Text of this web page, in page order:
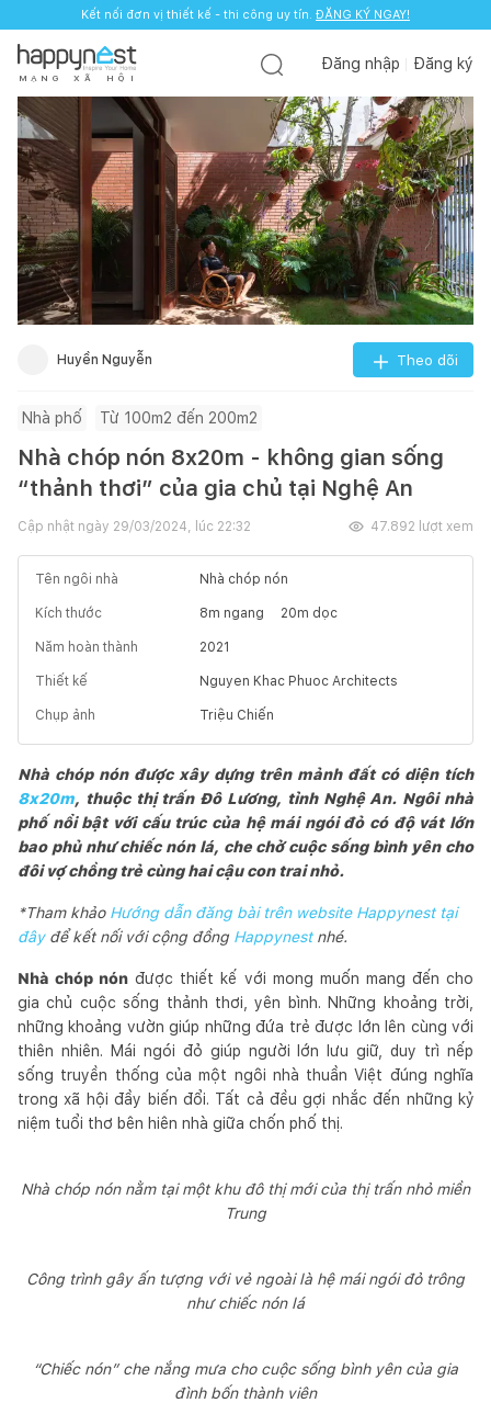
Kết nối đơn vị thiết kế - thi công uy tín. ĐĂNG KÝ NGAY!
M Ạ N G X Ã H Ộ I
Đăng nhập Đăng ký
Huyền Nguyễn Theo dõi
Nhà phố Từ 100m2 đến 200m2
Nhà chóp nón 8x20m - không gian sống
“thảnh thơi” của gia chủ tại Nghệ An
Cập nhật ngày 29/03/2024, lúc 22:32 47.892 lượt xem
Tên ngôi nhà Nhà chóp nón
Kích thước 8m ngang 20m dọc
Năm hoàn thành 2021
Thiết kế Nguyen Khac Phuoc Architects
Chụp ảnh Triệu Chiến
Nhà chóp nón được xây dựng trên mảnh đất có diện tích
8x20m, thuộc thị trấn Đô Lương, tỉnh Nghệ An. Ngôi nhà
phố nổi bật với cấu trúc của hệ mái ngói đỏ có độ vát lớn
bao phủ như chiếc nón lá, che chở cuộc sống bình yên cho
đôi vợ chồng trẻ cùng hai cậu con trai nhỏ.
*Tham khảo Hướng dẫn đăng bài trên website Happynest tại
đâyđể kết nối với cộng đồng Happynest nhé.
Nhà chóp nón được thiết kế với mong muốn mang đến cho
gia chủ cuộc sống thảnh thơi, yên bình. Những khoảng trời,
những khoảng vườn giúp những đứa trẻ được lớn lên cùng với
thiên nhiên. Mái ngói đỏ giúp người lớn lưu giữ, duy trì nếp
sống truyền thống của một ngôi nhà thuần Việt đúng nghĩa
trong xã hội đầy biến đổi. Tất cả đều gợi nhắc đến những kỷ
niệm tuổi thơ bên hiên nhà giữa chốn phố thị.
Nhà chóp nón nằm tại một khu đô thị mới của thị trấn nhỏ miền
Trung
Công trình gây ấn tượng với vẻ ngoài là hệ mái ngói đỏ trông
như chiếc nón lá
“Chiếc nón” che nắng mưa cho cuộc sống bình yên của gia
đình bốn thành viên